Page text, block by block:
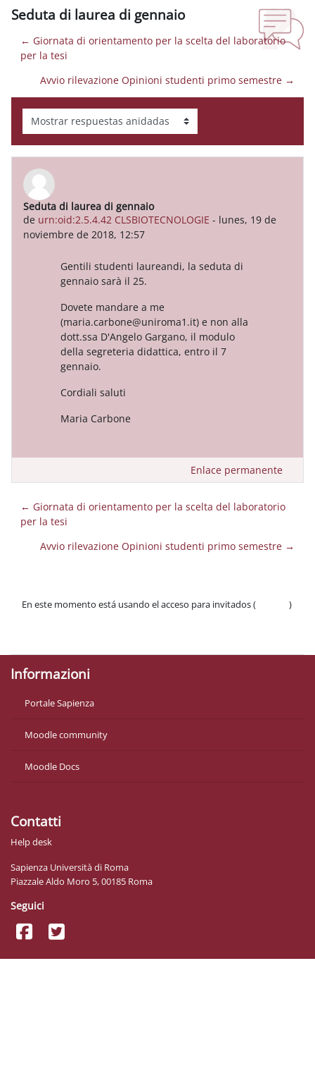
Seduta di laurea di gennaio
← Giornata di orientamento per la scelta del laboratorio
per la tesi
Avvio rilevazione Opinioni studenti primo semestre →
Mostrar modo
Seduta di laurea di gennaio
de urn:oid:2.5.4.42 CLSBIOTECNOLOGIE - lunes, 19 de
noviembre de 2018, 12:57
Número de respuestas: 0
Gentili studenti laureandi, la seduta di
gennaio sarà il 25.
Dovete mandare a me
(maria.carbone@uniroma1.it) e non alla
dott.ssa D'Angelo Gargano, il modulo
della segreteria didattica, entro il 7
gennaio.
Cordiali saluti
Maria Carbone
Enlace permanente
← Giornata di orientamento per la scelta del laboratorio
per la tesi
Avvio rilevazione Opinioni studenti primo semestre →
En este momento está usando el acceso para invitados (
)
Informazioni
Portale Sapienza
Moodle community
Moodle Docs
Contatti
Help desk
Sapienza Università di Roma
Piazzale Aldo Moro 5, 00185 Roma
Seguici